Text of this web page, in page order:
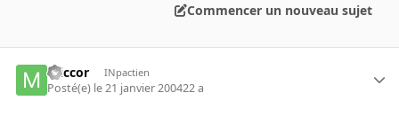
Commencer un nouveau sujet
miccor INpactien
Posté(e) le 21 janvier 200422 a